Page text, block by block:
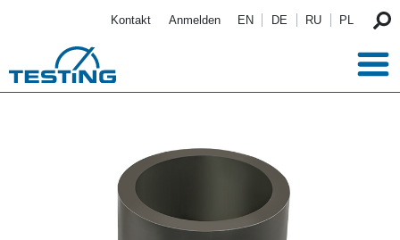
Kontakt Anmelden EN DE RU PL